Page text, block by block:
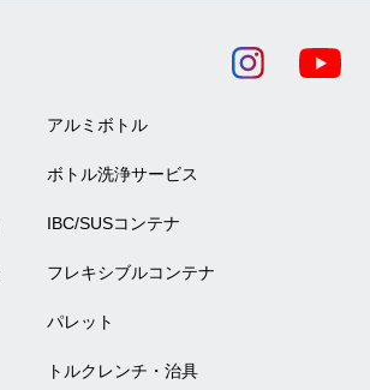
アルミボトル
ボトル洗浄サービス
IBC/SUSコンテナ
フレキシブルコンテナ
パレット
トルクレンチ・治具